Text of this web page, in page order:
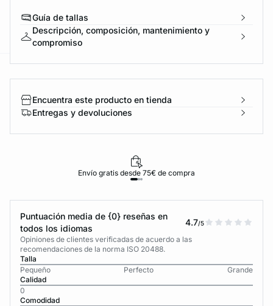
Guía de tallas
Descripción, composición, mantenimiento y
compromiso
Encuentra este producto en tienda
Entregas y devoluciones
Envío gratis desde 75€ de compra
Puntuación media de {0} reseñas en
todos los idiomas
4.7/5
Opiniones de clientes verificadas de acuerdo a las
recomendaciones de la norma ISO 20488.
Talla
Pequeño
Perfecto
Grande
Calidad
0
Comodidad